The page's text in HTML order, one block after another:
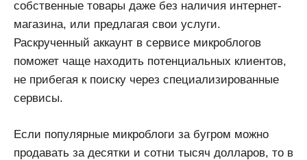
собственные товары даже без наличия интернет-
магазина, или предлагая свои услуги.
Раскрученный аккаунт в сервисе микроблогов
поможет чаще находить потенциальных клиентов,
не прибегая к поиску через специализированные
сервисы.
Если популярные микроблоги за бугром можно
продавать за десятки и сотни тысяч долларов, то в